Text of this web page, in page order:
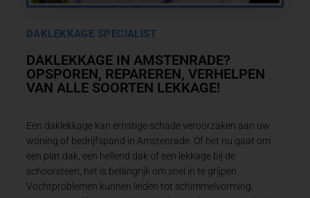
DAKLEKKAGE SPECIALIST
DAKLEKKAGE IN AMSTENRADE?
OPSPOREN, REPAREREN, VERHELPEN
VAN ALLE SOORTEN LEKKAGE!
Een daklekkage kan ernstige schade veroorzaken aan uw
woning of bedrijfspand in Amstenrade. Of het nu gaat om
een plat dak, een hellend dak of een lekkage bij de
schoorsteen, het is belangrijk om snel in te grijpen.
Vochtproblemen kunnen leiden tot schimmelvorming,